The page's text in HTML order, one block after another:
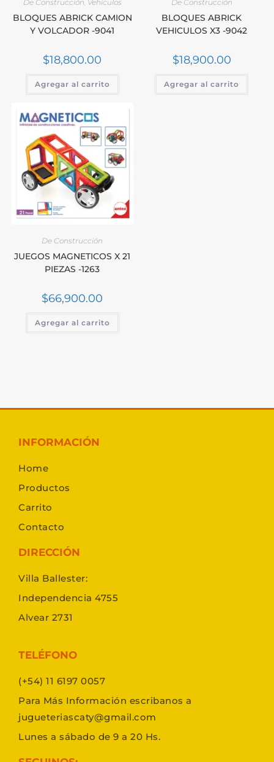
De Construcción, Vehículos
BLOQUES ABRICK CAMION
Y VOLCADOR -9041
$18,800.00
Agregar al carrito
De Construcción
BLOQUES ABRICK
VEHICULOS X3 -9042
$18,900.00
Agregar al carrito
De Construcción
JUEGOS MAGNETICOS X 21
PIEZAS -1263
$66,900.00
Agregar al carrito
INFORMACIÓN
Home
Productos
Carrito
Contacto
DIRECCIÓN
Villa Ballester:
Independencia 4755
Alvear 2731
TELÉFONO
(+54) 11 6197 0057
Para Más Información escribanos a
jugueteriascaty@gmail.com
Lunes a sábado de 9 a 20 Hs.